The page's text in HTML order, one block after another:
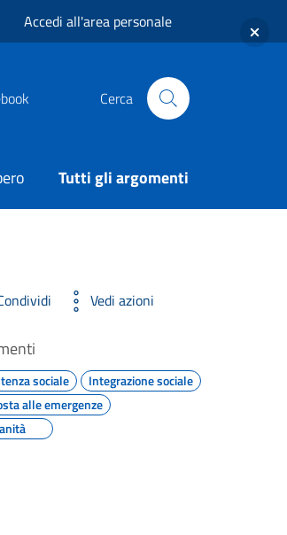
Accedi all'area personale
Cerca
Tutti gli argomenti
Vedi azioni
sociale
Integrazione sociale
alle emergenze